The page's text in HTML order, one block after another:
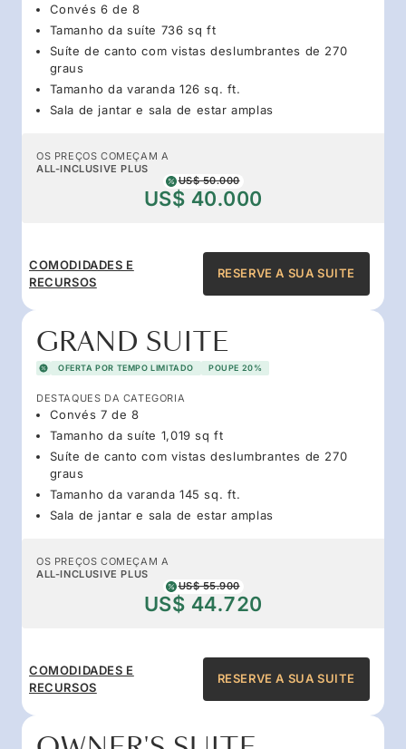
Convés 6 de 8
Tamanho da suíte 736 sq ft
Suíte de canto com vistas deslumbrantes de 270
graus
Tamanho da varanda 126 sq. ft.
Sala de jantar e sala de estar amplas
OS PREÇOS COMEÇAM A
ALL-INCLUSIVE PLUS
US$ 50.000
US$ 40.000
COMODIDADES E
RECURSOS
RESERVE A SUA SUITE
GRAND SUITE
OFERTA POR TEMPO LIMITADO POUPE 20%
DESTAQUES DA CATEGORIA
Convés 7 de 8
Tamanho da suíte 1,019 sq ft
Suíte de canto com vistas deslumbrantes de 270
graus
Tamanho da varanda 145 sq. ft.
Sala de jantar e sala de estar amplas
OS PREÇOS COMEÇAM A
ALL-INCLUSIVE PLUS
US$ 55.900
US$ 44.720
COMODIDADES E
RECURSOS
RESERVE A SUA SUITE